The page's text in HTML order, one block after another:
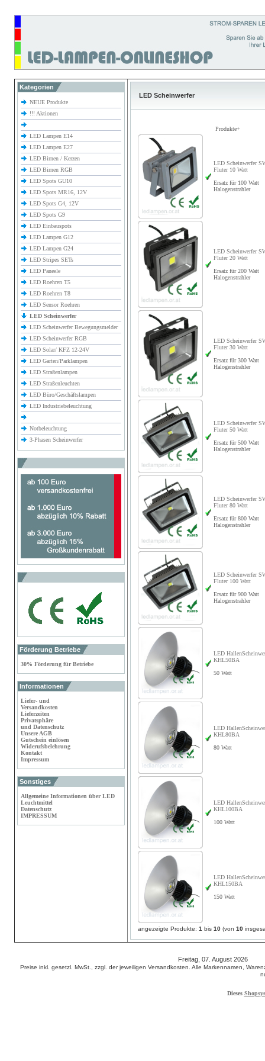
Kategorien
NEUE Produkte
!!! Aktionen
LED Lampen E14
LED Lampen E27
LED Birnen / Kerzen
LED Birnen RGB
LED Spots GU10
LED Spots MR16, 12V
LED Spots G4, 12V
LED Spots G9
LED Einbauspots
LED Lampen G12
LED Lampen G24
LED Stripes SETs
LED Paneele
LED Roehren T5
LED Roehren T8
LED Sensor Roehren
LED Scheinwerfer
LED Scheinwerfer Bewegungsmelder
LED Scheinwerfer RGB
LED Solar/ KFZ 12-24V
LED Garten/Parklampen
LED Straßenlampen
LED Straßenleuchten
LED Büro/Geschäftslampen
LED Industriebeleuchtung
Notbeleuchtung
3-Phasen Scheinwerfer
Förderung Betriebe
30% Förderung für Betriebe
Informationen
Liefer- und
Versandkosten
Lieferzeiten
Privatsphäre
und Datenschutz
Unsere AGB
Gutschein einlösen
Widerufsbelehrung
Kontakt
Impressum
Sonstiges
Allgemeine Informationen über LED
Leuchtmittel
Datenschutz
IMPRESSUM
LED Scheinwerfer
Produkte+
LED Scheinwerfer
Fluter 10 Watt
Ersatz für 100 Watt
Halogenstrahler
LED Scheinwerfer
Fluter 20 Watt
Ersatz für 200 Watt
Halogenstrahler
LED Scheinwerfer
Fluter 30 Watt
Ersatz für 300 Watt
Halogenstrahler
LED Scheinwerfer
Fluter 50 Watt
Ersatz für 500 Watt
Halogenstrahler
LED Scheinwerfer
Fluter 80 Watt
Ersatz für 800 Watt
Halogenstrahler
LED Scheinwerfer
Fluter 100 Watt
Ersatz für 900 Watt
Halogenstrahler
LED
KHL50BA
50 Watt
LED
KHL80BA
80 Watt
LED
KHL100BA
100 Watt
LED
KHL150BA
150 Watt
angezeigte Produkte: 1 bis 10 (von 10
Freitag, 07. August 2026
Preise inkl. gesetzl. MwSt., zzgl. der jeweiligen Versandkosten. Alle Markennamen,
Dieses